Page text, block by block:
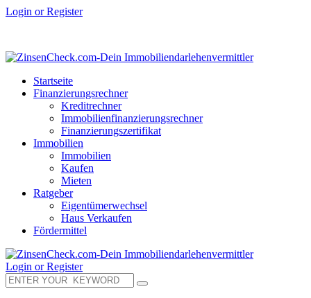
Login or Register
Startseite
Finanzierungsrechner
Kreditrechner
Immobilienfinanzierungsrechner
Finanzierungszertifikat
Immobilien
Immobilien
Kaufen
Mieten
Ratgeber
Eigentümerwechsel
Haus Verkaufen
Fördermittel
Login or Register